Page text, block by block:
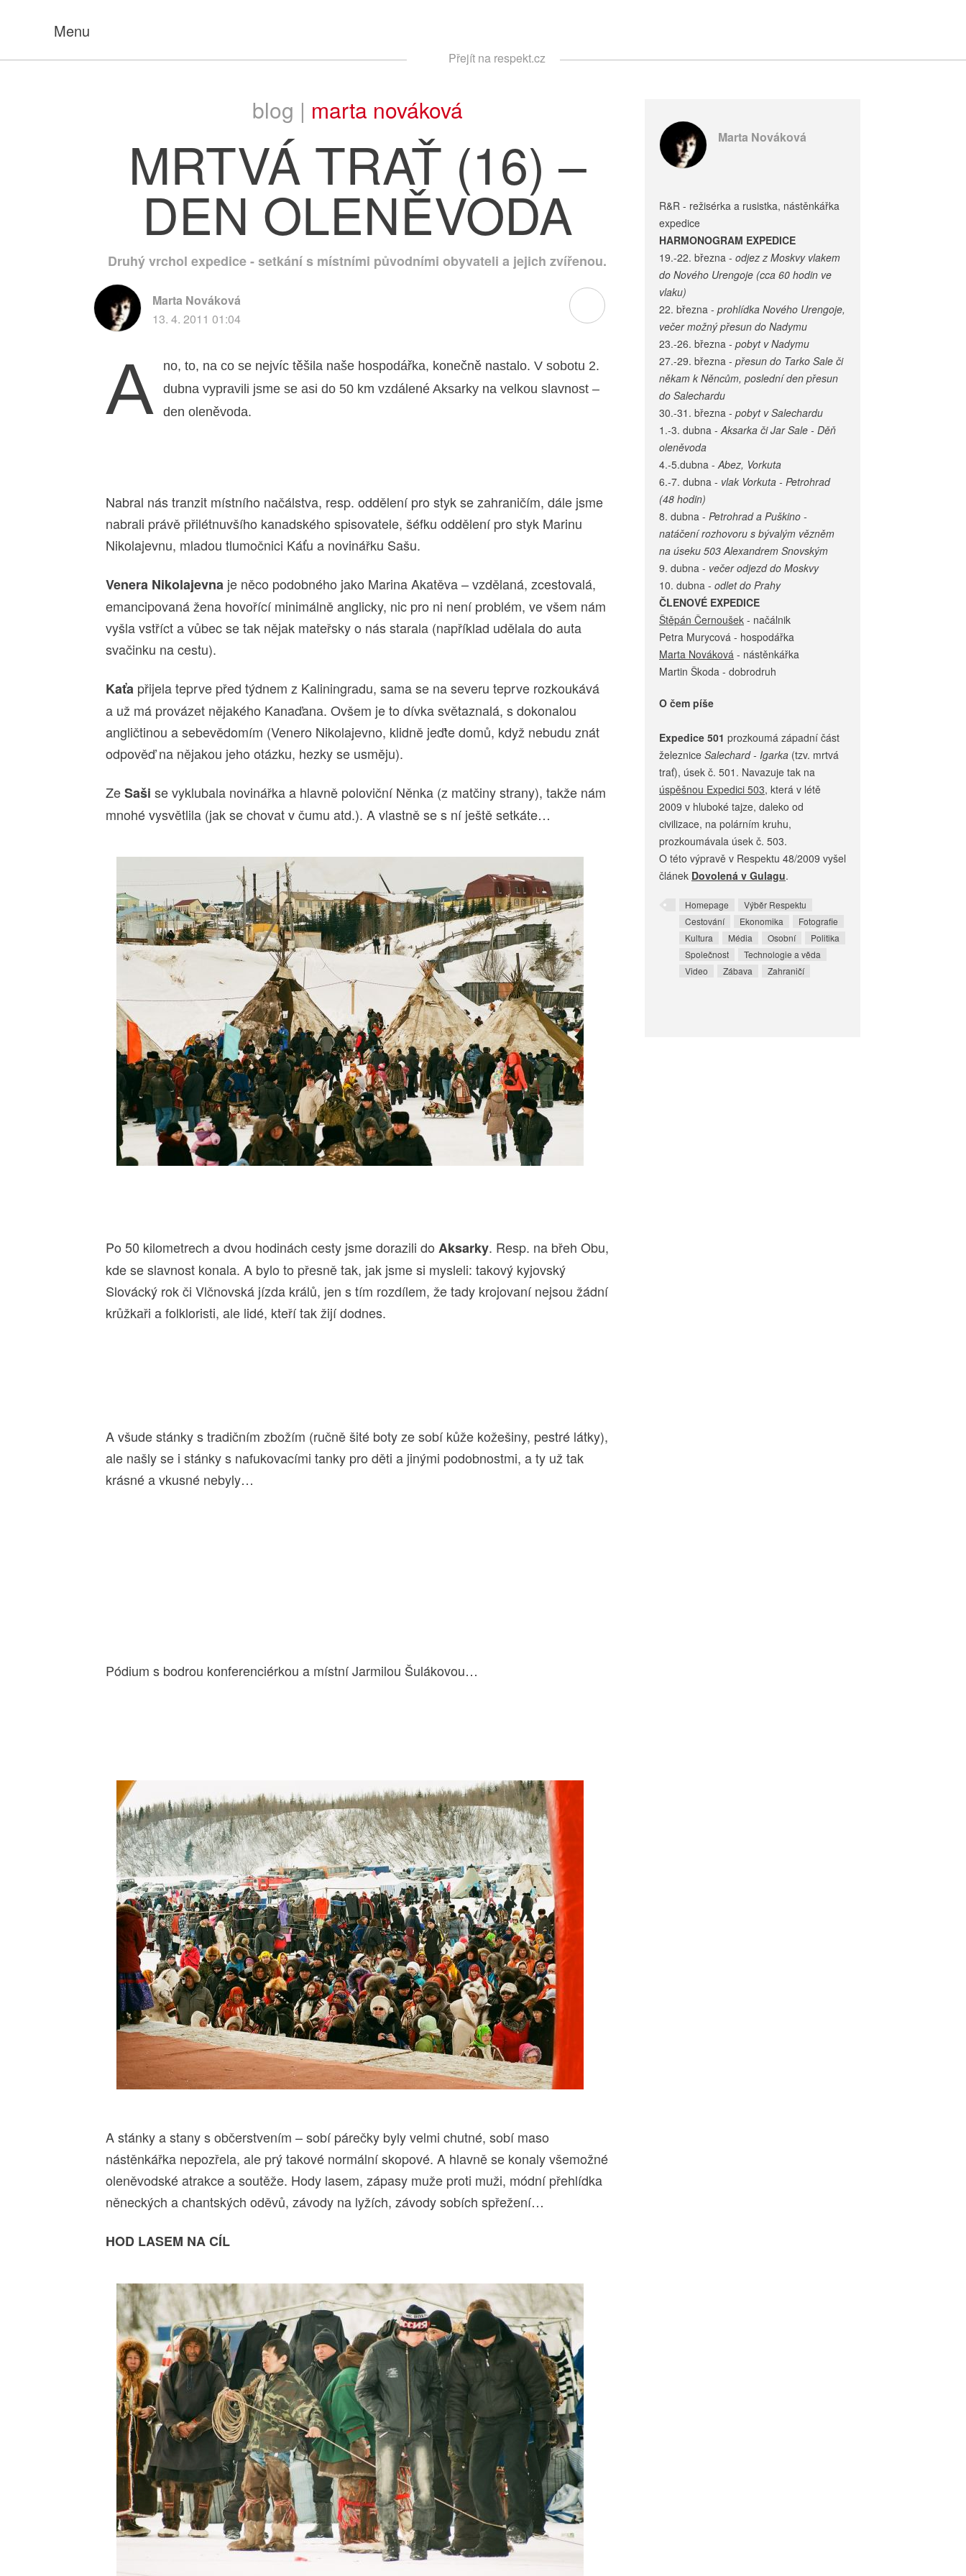
Menu
Přejít na respekt.cz
blog | marta nováková
MRTVÁ TRAŤ (16) –
DEN OLENĚVODA
Druhý vrchol expedice - setkání s místními původními obyvateli a jejich zvířenou.
Marta Nováková
13. 4. 2011 01:04
A
no, to, na co se nejvíc těšila naše hospodářka, konečně nastalo. V sobotu 2.
dubna vypravili jsme se asi do 50 km vzdálené Aksarky na velkou slavnost –
den oleněvoda.
Nabral nás tranzit místního načálstva, resp. oddělení pro styk se zahraničím, dále jsme
nabrali právě přilétnuvšího kanadského spisovatele, šéfku oddělení pro styk Marinu
Nikolajevnu, mladou tlumočnici Káťu a novinářku Sašu.
Venera Nikolajevna je něco podobného jako Marina Akatěva – vzdělaná, zcestovalá,
emancipovaná žena hovořící minimálně anglicky, nic pro ni není problém, ve všem nám
vyšla vstříct a vůbec se tak nějak mateřsky o nás starala (například udělala do auta
svačinku na cestu).
Kaťa přijela teprve před týdnem z Kaliningradu, sama se na severu teprve rozkoukává
a už má provázet nějakého Kanaďana. Ovšem je to dívka světaznalá, s dokonalou
angličtinou a sebevědomím (Venero Nikolajevno, klidně jeďte domů, když nebudu znát
odpověď na nějakou jeho otázku, hezky se usměju).
ZeSaši se vyklubala novinářka a hlavně poloviční Něnka (z matčiny strany), takže nám
mnohé vysvětlila (jak se chovat v čumu atd.). A vlastně se s ní ještě setkáte…
Po 50 kilometrech a dvou hodinách cesty jsme dorazili do Aksarky. Resp. na břeh Obu,
kde se slavnost konala. A bylo to přesně tak, jak jsme si mysleli: takový kyjovský
Slovácký rok či Vlčnovská jízda králů, jen s tím rozdílem, že tady krojovaní nejsou žádní
krůžkaři a folkloristi, ale lidé, kteří tak žijí dodnes.
A všude stánky s tradičním zbožím (ručně šité boty ze sobí kůže kožešiny, pestré látky),
ale našly se i stánky s nafukovacími tanky pro děti a jinými podobnostmi, a ty už tak
krásné a vkusné nebyly…
Pódium s bodrou konferenciérkou a místní Jarmilou Šulákovou…
A stánky a stany s občerstvením – sobí párečky byly velmi chutné, sobí maso
nástěnkářka nepozřela, ale prý takové normální skopové. A hlavně se konaly všemožné
oleněvodské atrakce a soutěže. Hody lasem, zápasy muže proti muži, módní přehlídka
něneckých a chantských oděvů, závody na lyžích, závody sobích spřežení…
HOD LASEM NA CÍL
Marta Nováková
R&R - režisérka a rusistka, nástěnkářka
expedice
HARMONOGRAM EXPEDICE
19.-22. března - odjez z Moskvy vlakem
do Nového Urengoje (cca 60 hodin ve
vlaku)
22. března - prohlídka Nového Urengoje,
večer možný přesun do Nadymu
23.-26. března - pobyt v Nadymu
27.-29. března - přesun do Tarko Sale či
někam k Něncům, poslední den přesun
do Salechardu
30.-31. března - pobyt v Salechardu
1.-3. dubna -Aksarka či Jar Sale - Děň
oleněvoda
4.-5.dubna -Abez, Vorkuta
6.-7. dubna - vlak Vorkuta - Petrohrad
(48 hodin)
8. dubna - Petrohrad a Puškino -
natáčení rozhovoru s bývalým vězněm
na úseku 503 Alexandrem Snovským
9. dubna - večer odjezd do Moskvy
10. dubna - odlet do Prahy
ČLENOVÉ EXPEDICE
Štěpán Černoušek - načálnik
Petra Murycová - hospodářka
Marta Nováková - nástěnkářka
Martin Škoda - dobrodruh
O čem píše
Expedice 501 prozkoumá západní část
železnice Salechard - Igarka (tzv. mrtvá
trať), úsek č. 501. Navazuje tak na
úspěšnou Expedici 503, která v létě
2009 v hluboké tajze, daleko od
civilizace, na polárním kruhu,
prozkoumávala úsek č. 503.
O této výpravě v Respektu 48/2009 vyšel
článek Dovolená v Gulagu.
Homepage
Výběr Respektu
Cestování
Ekonomika
Fotografie
Kultura
Média Osobní
Politika
Společnost
Technologie a věda
Video
Zábava Zahraničí